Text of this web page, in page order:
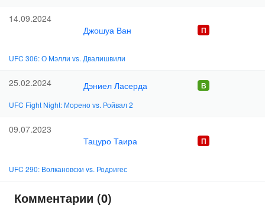
14.09.2024
Джошуа Ван
UFC 306: О Мэлли vs. Двалишвили
25.02.2024 Дэниел Ласерда
UFC Fight Night: Морено vs. Ройвал 2
09.07.2023
Тацуро Таира
UFC 290: Волкановски vs. Родригес
Комментарии (0)